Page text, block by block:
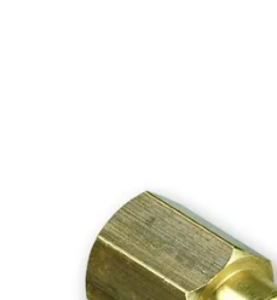
Filtro regulador e lubrificador de ar
Interface para Roquite